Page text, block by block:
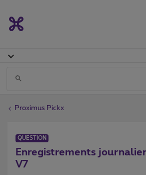
Proximus Pickx
QUESTION
Enregistrements
V7